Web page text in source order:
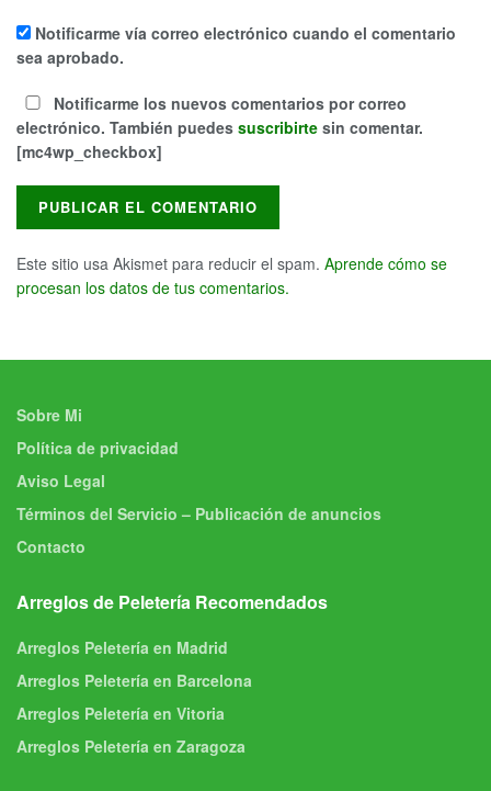
Notificarme vía correo electrónico cuando el comentario
sea aprobado.
Notificarme los nuevos comentarios por correo
electrónico. También puedes suscribirte sin comentar.
[mc4wp_checkbox]
Este sitio usa Akismet para reducir el spam. Aprende cómo se
procesan los datos de tus comentarios.
Sobre Mi
Política de privacidad
Aviso Legal
Términos del Servicio – Publicación de anuncios
Contacto
Arreglos de Peletería Recomendados
Arreglos Peletería en Madrid
Arreglos Peletería en Barcelona
Arreglos Peletería en Vitoria
Arreglos Peletería en Zaragoza